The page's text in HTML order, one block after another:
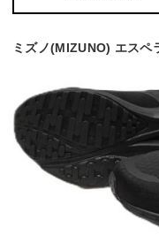
ミズノ(MIZUNO) エス